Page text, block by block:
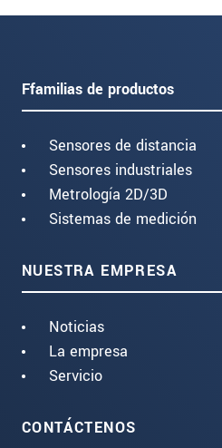
Ffamilias de productos
Sensores de distancia
Sensores industriales
Metrología 2D/3D
Sistemas de medición
NUESTRA EMPRESA
Noticias
La empresa
Servicio
CONTÁCTENOS